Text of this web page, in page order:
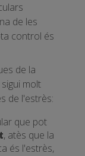
de les
control és
de la
molt
de l'estrès:
que pot
, atès que la
és l'estrès,